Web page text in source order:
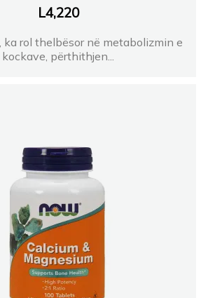
L4,220
ka rol thelbësor në metabolizmin e
kockave, përthithjen...